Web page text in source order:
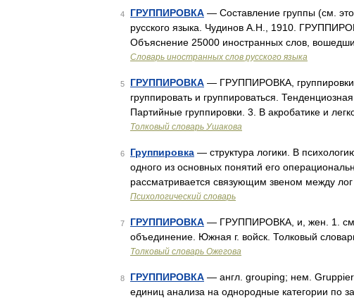
4 ГРУППИРОВКА — Составление группы (см.
русского языка. Чудинов А.Н., 1910.
Объяснение 25000 иностранных слов,
Словарь иностранных слов русского языка
5 ГРУППИРОВКА — ГРУППИРОВКА, группировки,
группировать и группироваться.
Партийные группировки. 3. В акробатике и
Толковый словарь Ушакова
6 Группировка — структура логики. В
одного из основных понятий его
рассматривается связующим звеном между лог
Психологический словарь
7 ГРУППИРОВКА — ГРУППИРОВКА, и, жен. 1. см.
объединение. Южная г. войск. Толковый
Толковый словарь Ожегова
8 ГРУППИРОВКА — англ. grouping; нем.
единиц анализа на однородные категории по